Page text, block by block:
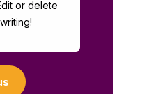
or delete